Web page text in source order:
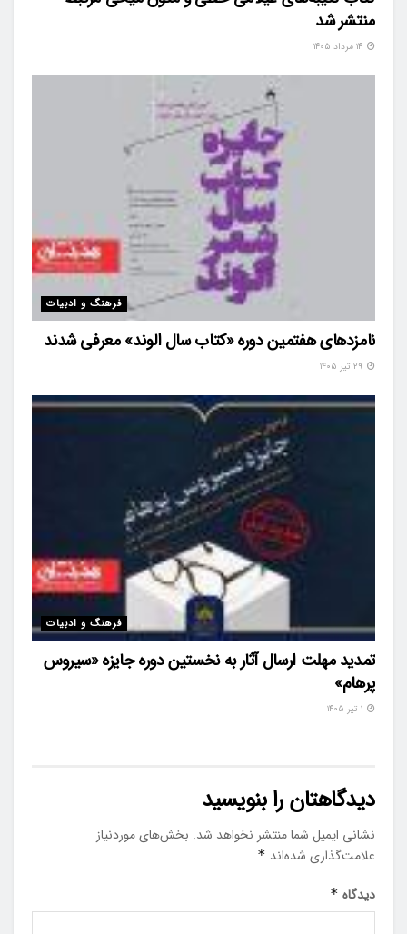
منتشر شد
فرهنگ و ادبیات
نامزدهای هفتمین دوره «کتاب سال الوند» معرفی شدند
فرهنگ و ادبیات
تمدید مهلت ارسال آثار به نخستین دوره جایزه «سیروس
پرهام»
دیدگاهتان را بنویسید
نشانی ایمیل شما منتشر نخواهد شد. بخش‌های موردنیاز
علامت‌گذاری شده‌اند *
دیدگاه *